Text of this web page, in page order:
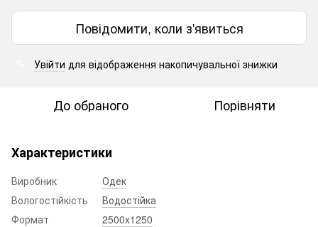
Повідомити, коли з'явиться
Увійти для відображення накопичувальної знижки
До обраного Порівняти
Характеристики
Виробник
Одек
Вологостійкість
Водостійка
Формат
2500x1250